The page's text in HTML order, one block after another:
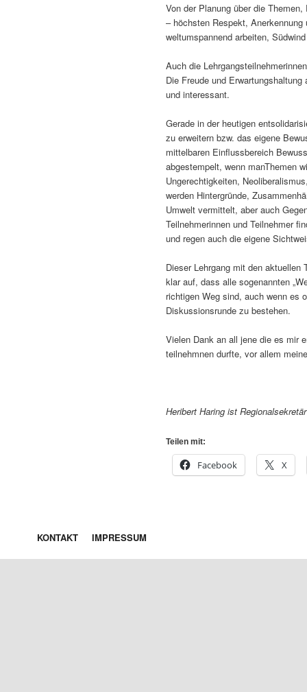
Von der Planung über die
– höchsten Respekt,
weltumspannend arbeiten,
Auch die
Die Freude und
und interessant.
Gerade in der heutigen
zu erweitern bzw. das eigene
mittelbaren Einflussbereich
abgestempelt, wenn manThemen
Ungerechtigkeiten,
werden Hintergründe,
Umwelt vermittelt, aber auch
Teilnehmerinnen und Teilnehmer
und regen auch die eigene
Dieser Lehrgang mit den aktuellen
klar auf, dass alle sogenannten
richtigen Weg sind, auch wenn es
Diskussionsrunde zu bestehen.
Vielen Dank an all jene die es mir
teilnehmnen durfte, vor allem
Heribert Haring ist
Teilen mit:
Facebook X
KONTAKT IMPRESSUM